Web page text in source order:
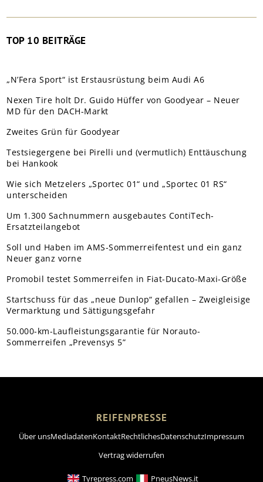
TOP 10 BEITRÄGE
„N’Fera Sport“ ist Erstausrüstung beim Audi A6
Nexen Tire holt Dr. Guido Hüffer von Goodyear – Neuer
MD für den DACH-Markt
Zweites Grün für Goodyear
Testsiegergene bei Pirelli und (vermutlich) Enttäuschung
bei Hankook
Wie sich Metzelers „Sportec 01“ und „Sportec 01 RS“
unterscheiden
Um 1.300 Sachnummern ausgebautes ContiTech-
Ersatzteilangebot
Soll und Haben im AMS-Sommerreifentest und ein ganz
Neuer ganz vorne
Promobil testet Sommerreifen in Fiat-Ducato-Maxi-Größe
Startschuss für das „neue Dunlop“ gefallen – Zweigleisige
Vermarktung und Sättigungsgefahr
50.000-km-Laufleistungsgarantie für Norauto-
Sommerreifen „Prevensys 5”
REIFENPRESSE
Über unsMediadatenKontaktRechtlichesDatenschutzImpressum
Vertrag widerrufen
Tyrepress.com PneusNews.it